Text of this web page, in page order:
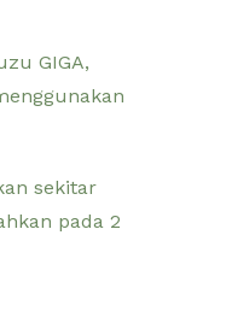
GIGA,
sekitar
pada 2